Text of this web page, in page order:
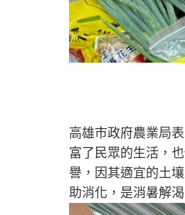
高雄市政府農業局
富了民眾的生活，
譽，因其適宜的土
助消化，是消暑解